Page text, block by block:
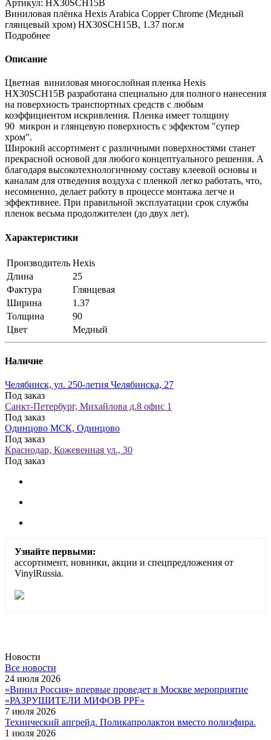
Артикул: HX30SCH15B
Виниловая плёнка Hexis Arabica Copper Chrome (Медный
глянцевый хром) HX30SCH15B, 1.37 пог.м
Подробнее
Описание
Цветная виниловая многослойная пленка Hexis
HX30SCH15B разработана специально для полного нанесения
на поверхность транспортных средств с любым
коэффициентом искривления. Пленка имеет толщину
90 микрон и глянцевую поверхность с эффектом "супер
хром".
Широкий ассортимент с различными поверхностями станет
прекрасной основой для любого концептуального решения. А
благодаря высокотехнологичному составу клеевой основы и
каналам для отведения воздуха с пленкой легко работать, что,
несомненно, делает работу в процессе монтажа легче и
эффективнее. При правильной эксплуатации срок службы
пленок весьма продолжителен (до двух лет).
Характеристики
Производитель Hexis
Длина
25
Фактура
Глянцевая
Ширина
1.37
Толщина
90
Цвет
Медный
Наличие
Челябинск, ул. 250-летия Челябинска, 27
Под заказ
Санкт-Петербург, Михайлова д.8 офис 1
Под заказ
Одинцово МСК, Одинцово
Под заказ
Краснодар, Кожевенная ул., 30
Под заказ
Узнайте первыми:
ассортимент, новинки, акции и спецпредложения от
VinylRussia.
Новости
Все новости
24 июля 2026
«Винил Россия» впервые проведет в Москве мероприятие
«РАЗРУШИТЕЛИ МИФОВ PPF»
7 июля 2026
Технический апгрейд. Поликапролактон вместо полиэфира.
1 июля 2026